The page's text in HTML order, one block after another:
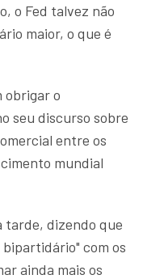
o Fed talvez não
maior, o que é
obrigar o
seu discurso sobre
entre os
mundial
tarde, dizendo que
com os
ainda mais os